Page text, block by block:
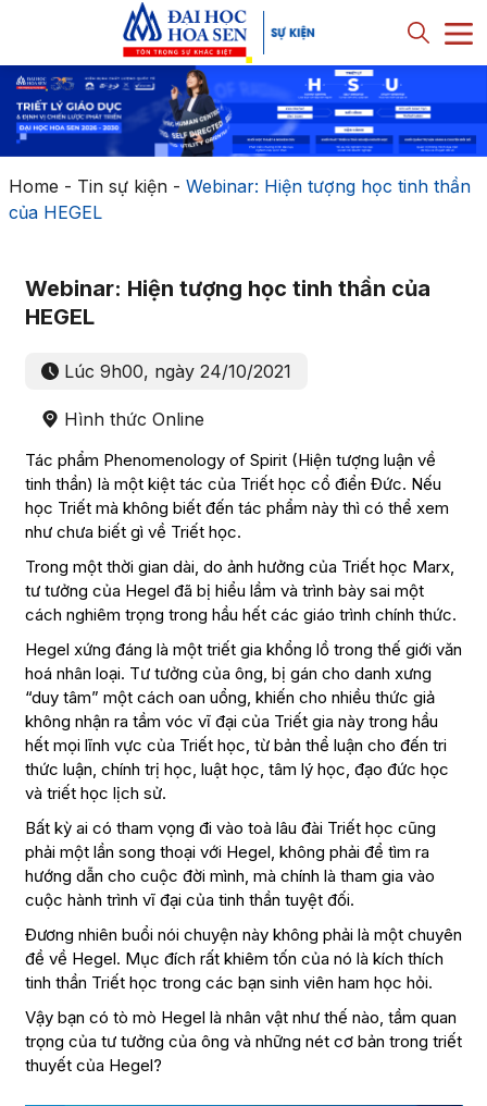
Home - Tin sự kiện- Webinar: Hiện tượng học tinh thần
của HEGEL
Webinar: Hiện tượng học tinh thần của
HEGEL
Lúc 9h00, ngày 24/10/2021
Hình thức Online
Tác phẩm Phenomenology of Spirit (Hiện tượng luận về
tinh thần) là một kiệt tác của Triết học cổ điển Đức. Nếu
học Triết mà không biết đến tác phẩm này thì có thể xem
như chưa biết gì về Triết học.
Trong một thời gian dài, do ảnh hưởng của Triết học Marx,
tư tưởng của Hegel đã bị hiểu lầm và trình bày sai một
cách nghiêm trọng trong hầu hết các giáo trình chính thức.
Hegel xứng đáng là một triết gia khổng lồ trong thế giới văn
hoá nhân loại. Tư tưởng của ông, bị gán cho danh xưng
“duy tâm” một cách oan uổng, khiến cho nhiều thức giả
không nhận ra tầm vóc vĩ đại của Triết gia này trong hầu
hết mọi lĩnh vực của Triết học, từ bản thể luận cho đến tri
thức luận, chính trị học, luật học, tâm lý học, đạo đức học
và triết học lịch sử.
Bất kỳ ai có tham vọng đi vào toà lâu đài Triết học cũng
phải một lần song thoại với Hegel, không phải để tìm ra
hướng dẫn cho cuộc đời mình, mà chính là tham gia vào
cuộc hành trình vĩ đại của tinh thần tuyệt đối.
Đương nhiên buổi nói chuyện này không phải là một chuyên
đề về Hegel. Mục đích rất khiêm tốn của nó là kích thích
tinh thần Triết học trong các bạn sinh viên ham học hỏi.
Vậy bạn có tò mò Hegel là nhân vật như thế nào, tầm quan
trọng của tư tưởng của ông và những nét cơ bản trong triết
thuyết của Hegel?